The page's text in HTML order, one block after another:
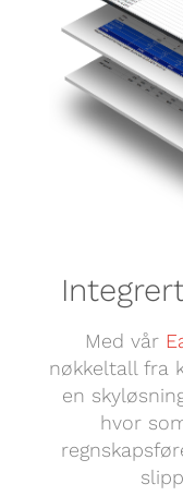
Med vår
nøkkeltall fra
en
hvor